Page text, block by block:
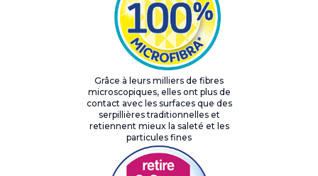
Grâce à leurs milliers de fibres
microscopiques, elles ont plus de
contact avec les surfaces que des
serpillières traditionnelles et
retiennent mieux la saleté et les
particules fines